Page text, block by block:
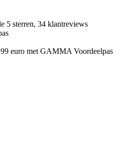
5 sterren, 34 klantreviews
euro met GAMMA Voordeelpas